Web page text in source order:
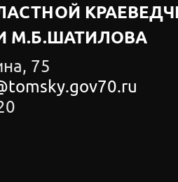
М.Б.ШАТИЛОВА
75